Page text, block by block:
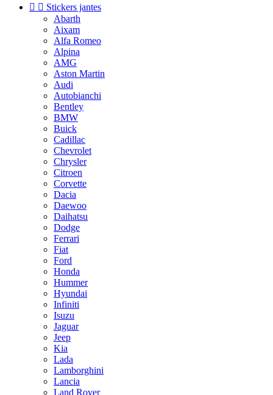
  Stickers jantes
Abarth
Aixam
Alfa Romeo
Alpina
AMG
Aston Martin
Audi
Autobianchi
Bentley
BMW
Buick
Cadillac
Chevrolet
Chrysler
Citroen
Corvette
Dacia
Daewoo
Daihatsu
Dodge
Ferrari
Fiat
Ford
Honda
Hummer
Hyundai
Infiniti
Isuzu
Jaguar
Jeep
Kia
Lada
Lamborghini
Lancia
Land Rover